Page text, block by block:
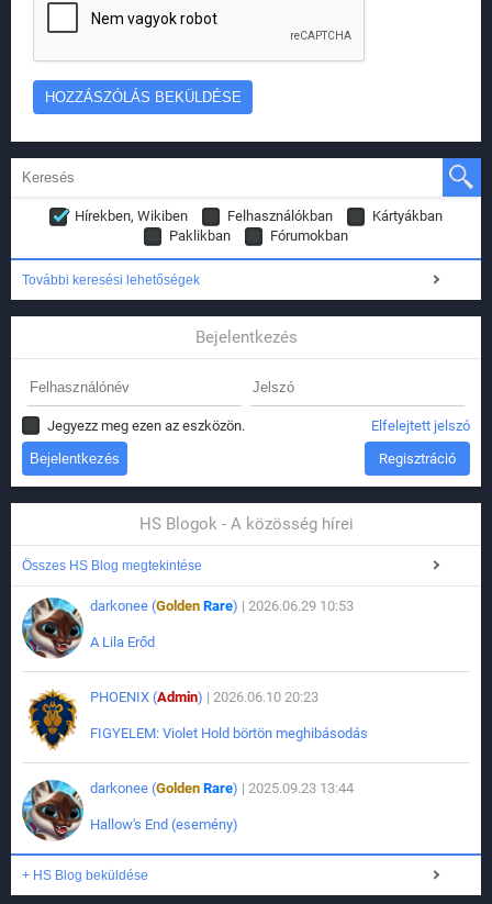
Hírekben, Wikiben Felhasználókban
Kártyákban
Paklikban
Fórumokban
További keresési lehetőségek
Bejelentkezés
Jegyezz meg ezen az eszközön. Elfelejtett jelszó
Regisztráció
HS Blogok - A közösség hírei
Összes HS Blog megtekintése
darkonee (Golden Rare) | 2026.06.29 10:53
A Lila Erőd
PHOENIX (Admin) | 2026.06.10 20:23
FIGYELEM: Violet Hold börtön meghibásodás
darkonee (Golden Rare) | 2025.09.23 13:44
Hallow's End (esemény)
+ HS Blog beküldése